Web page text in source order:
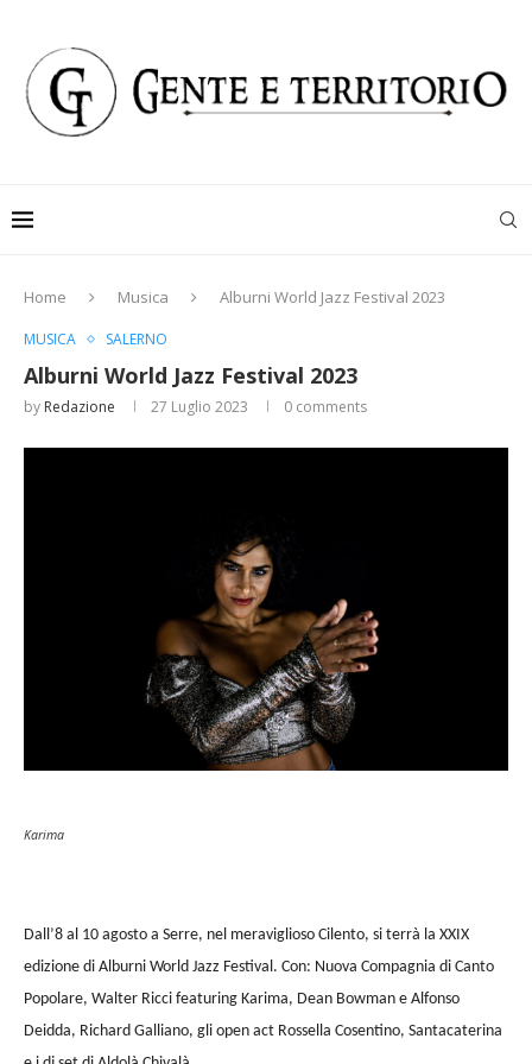
Home Musica Alburni World Jazz Festival 2023
MUSICA SALERNO
Alburni World Jazz Festival 2023
by Redazione 27 Luglio 2023 0 comments
Karima
Dall’8 al 10 agosto a Serre, nel meraviglioso Cilento, si terrà la XXIX
edizione di Alburni World Jazz Festival. Con: Nuova Compagnia di Canto
Popolare, Walter Ricci featuring Karima, Dean Bowman e Alfonso
Deidda, Richard Galliano, gli open act Rossella Cosentino, Santacaterina